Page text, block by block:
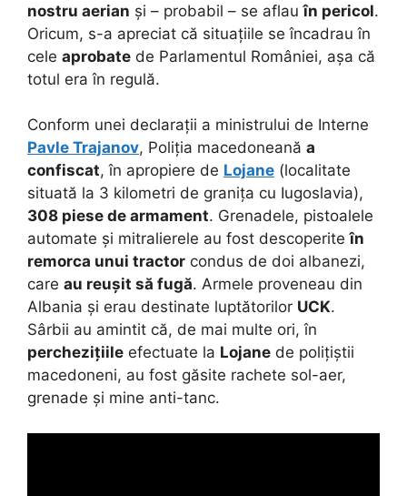
nostru aerian și – probabil – se aflauîn pericol.
Oricum, s-a apreciat că situațiile se încadrau în
cele aprobate de Parlamentul României, așa că
totul era în regulă.
Conform unei declarații a ministrului de Interne
Pavle Trajanov, Poliția macedoneană a
confiscat, în apropiere de Lojane (localitate
situată la 3 kilometri de granița cu Iugoslavia),
308 piese de armament. Grenadele, pistoalele
automate și mitralierele au fost descoperiteîn
remorca unui tractor condus de doi albanezi,
care au reușit să fugă. Armele proveneau din
Albania și erau destinate luptătorilor UCK.
Sârbii au amintit că, de mai multe ori, în
perchezițiile efectuate la Lojane de polițiștii
macedoneni, au fost găsite rachete sol-aer,
grenade și mine anti-tanc.